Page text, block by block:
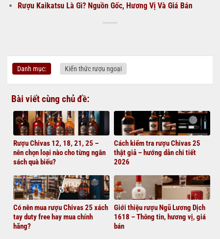
Rượu Kaikatsu Là Gì? Nguồn Gốc, Hương Vị Và Giá Bán
Danh mục: Kiến thức rượu ngoại
Bài viết cùng chủ đề:
Rượu Chivas 12, 18, 21, 25 –
nên chọn loại nào cho từng ngân
sách quà biếu?
Cách kiểm tra rượu Chivas 25
thật giả – hướng dẫn chi tiết
2026
Có nên mua rượu Chivas 25 xách
tay duty free hay mua chính
hãng?
Giới thiệu rượu Ngũ Lương Dịch
1618 – Thông tin, hương vị, giá
bán